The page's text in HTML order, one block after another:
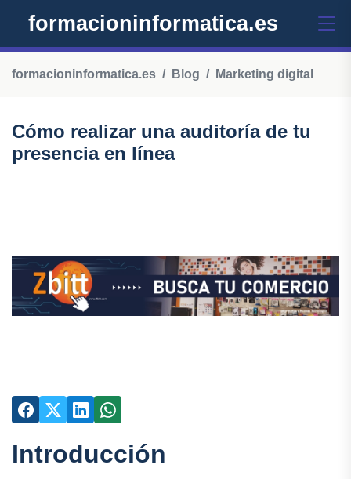
formacioninformatica.es
formacioninformatica.es Blog Marketing digital
Cómo realizar una auditoría de tu
presencia en línea
Introducción